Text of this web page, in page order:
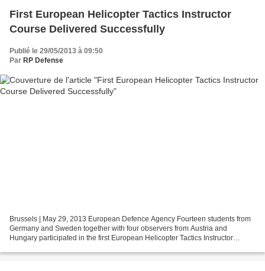
First European Helicopter Tactics Instructor
Course Delivered Successfully
Publié le 29/05/2013 à 09:50
Par RP Defense
Brussels | May 29, 2013 European Defence Agency Fourteen students from
Germany and Sweden together with four observers from Austria and
Hungary participated in the first European Helicopter Tactics Instructor